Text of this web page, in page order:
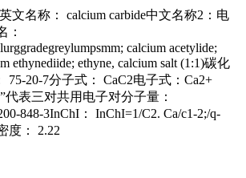
文名称： calcium carbide中文名称2：电
：
calcium acetylide;
ethynediide; ethyne, calcium salt (1:1)碳化
75-20-7分子式： CaC2电子式：Ca2+
代表三对共用电子对分子量：
848-3InChI： InChI=1/C2. Ca/c1-2;/q-
度： 2.22